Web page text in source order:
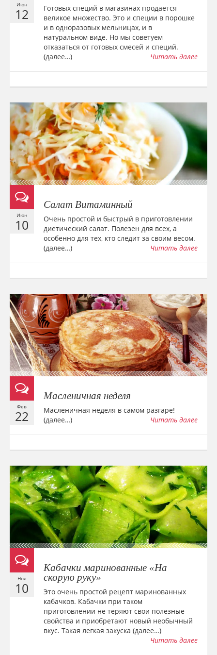
Июн
12
Готовых специй в магазинах продается
великое множество. Это и специи в порошке
и в одноразовых мельницах, и в
натуральном виде. Но мы советуем
отказаться от готовых смесей и специй.
(далее…)
Читать далее
Июн
10
Салат Витаминный
Очень простой и быстрый в приготовлении
диетический салат. Полезен для всех, а
особенно для тех, кто следит за своим весом.
(далее…)
Читать далее
Фев
22
Масленичная неделя
Масленичная неделя в самом разгаре!
(далее…)
Читать далее
Ноя
10
Кабачки маринованные «На
скорую руку»
Это очень простой рецепт маринованных
кабачков. Кабачки при таком
приготовлении не теряют свои полезные
свойства и приобретают новый необычный
вкус. Такая легкая закуска (далее…)
Читать далее